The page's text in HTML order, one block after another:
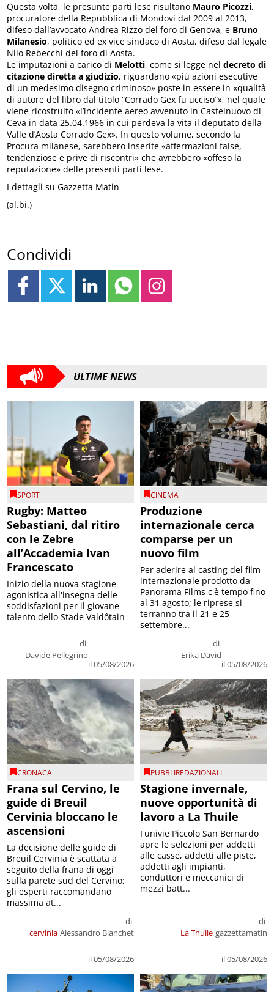
Questa volta, le presunte parti lese risultano Mauro Picozzi,
procuratore della Repubblica di Mondovì dal 2009 al 2013,
difeso dall’avvocato Andrea Rizzo del foro di Genova, e Bruno
Milanesio, politico ed ex vice sindaco di Aosta, difeso dal legale
Nilo Rebecchi del foro di Aosta.
Le imputazioni a carico di Melotti, come si legge neldecreto di
citazione diretta a giudizio, riguardano «più azioni esecutive
di un medesimo disegno criminoso» poste in essere in «qualità
di autore del libro dal titolo “Corrado Gex fu ucciso”», nel quale
viene ricostruito «l’incidente aereo avvenuto in Castelnuovo di
Ceva in data 25.04.1966 in cui perdeva la vita il deputato della
Valle d’Aosta Corrado Gex». In questo volume, secondo la
Procura milanese, sarebbero inserite «affermazioni false,
tendenziose e prive di riscontri» che avrebbero «offeso la
reputazione» delle presenti parti lese.
I dettagli su Gazzetta Matin
(al.bi.)
Condividi
ULTIME NEWS
SPORT
Rugby: Matteo
Sebastiani, dal ritiro
con le Zebre
all’Accademia Ivan
Francescato
di
Davide Pellegrino
il 05/08/2026
Inizio della nuova stagione
agonistica all'insegna delle
soddisfazioni per il giovane
talento dello Stade Valdôtain
CINEMA
Produzione
internazionale cerca
comparse per un
nuovo film
di
Erika David
il 05/08/2026
Per aderire al casting del film
internazionale prodotto da
Panorama Films c'è tempo fino
al 31 agosto; le riprese si
terranno tra il 21 e 25
settembre...
CRONACA
Frana sul Cervino, le
guide di Breuil
Cervinia bloccano le
ascensioni
cervinia
di
Alessandro Bianchet
il 05/08/2026
La decisione delle guide di
Breuil Cervinia è scattata a
seguito della frana di oggi
sulla parete sud del Cervino;
gli esperti raccomandano
massima at...
PUBBLIREDAZIONALI
Stagione invernale,
nuove opportunità di
lavoro a La Thuile
La Thuile
di
gazzettamatin
il 05/08/2026
Funivie Piccolo San Bernardo
apre le selezioni per addetti
alle casse, addetti alle piste,
addetti agli impianti,
conduttori e meccanici di
mezzi batt...